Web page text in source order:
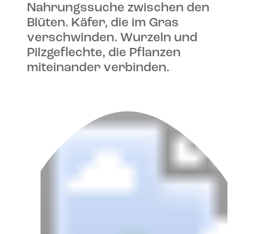
Nahrungssuche zwischen den
Blüten. Käfer, die im Gras
verschwinden. Wurzeln und
Pilzgeflechte, die Pflanzen
miteinander verbinden.